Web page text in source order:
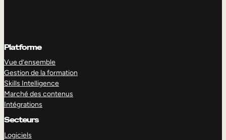
Platforme
Vue d’ensemble
Gestion de la formation
Skills Intelligence
Marché des contenus
Intégrations
Secteurs
Logiciels